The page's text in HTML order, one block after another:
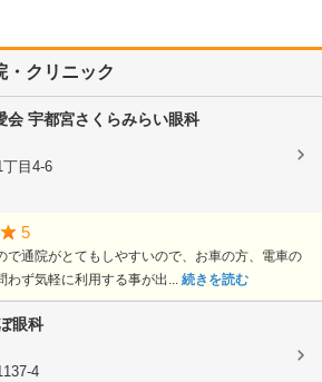
・クリニック
会 宇都宮さくらみらい眼科
目4-6
5
で通院がとてもしやすいので、お車の方、電車の
わず気軽に利用する事が出... 続きを読む
眼科
4